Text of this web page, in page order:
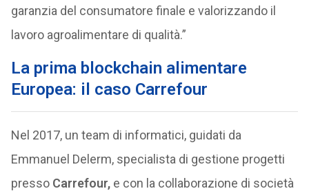
garanzia del consumatore finale e valorizzando il
lavoro agroalimentare di qualità.”
La prima blockchain alimentare
Europea: il caso Carrefour
Nel 2017, un team di informatici, guidati da
Emmanuel Delerm, specialista di gestione progetti
presso Carrefour,e con la collaborazione di società